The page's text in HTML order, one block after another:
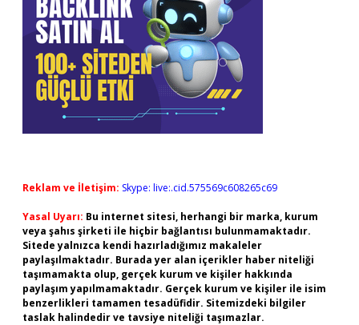
Reklam ve İletişim: Skype: live:.cid.575569c608265c69
Yasal Uyarı: Bu internet sitesi, herhangi bir marka, kurum
veya şahıs şirketi ile hiçbir bağlantısı bulunmamaktadır.
Sitede yalnızca kendi hazırladığımız makaleler
paylaşılmaktadır. Burada yer alan içerikler haber niteliği
taşımamakta olup, gerçek kurum ve kişiler hakkında
paylaşım yapılmamaktadır. Gerçek kurum ve kişiler ile isim
benzerlikleri tamamen tesadüfidir. Sitemizdeki bilgiler
taslak halindedir ve tavsiye niteliği taşımazlar.